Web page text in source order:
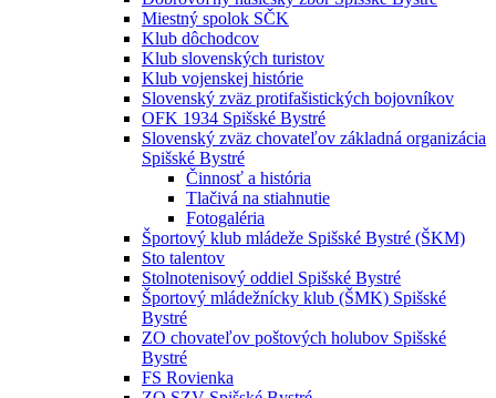
Miestný spolok SČK
Klub dôchodcov
Klub slovenských turistov
Klub vojenskej histórie
Slovenský zväz protifašistických bojovníkov
OFK 1934 Spišské Bystré
Slovenský zväz chovateľov základná organizácia
Spišské Bystré
Činnosť a história
Tlačivá na stiahnutie
Fotogaléria
Športový klub mládeže Spišské Bystré (ŠKM)
Sto talentov
Stolnotenisový oddiel Spišské Bystré
Športový mládežnícky klub (ŠMK) Spišské
Bystré
ZO chovateľov poštových holubov Spišské
Bystré
FS Rovienka